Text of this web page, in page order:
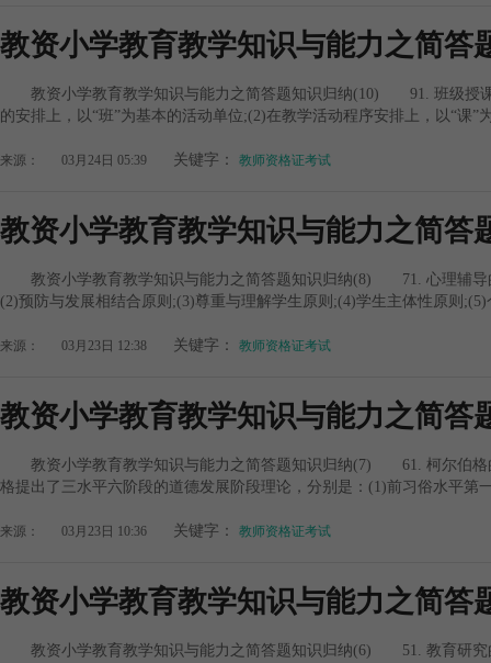
教资小学教育教学知识与能力之简答
教资小学教育教学知识与能力之简答题知识归纳(10) 91. 班级
的安排上，以“班”为基本的活动单位;(2)在教学活动程序安排上，以“课”
来源： 03月24日 05:39 关键字： 教师资格证考试
教资小学教育教学知识与能力之简答
教资小学教育教学知识与能力之简答题知识归纳(8) 71. 心理辅
(2)预防与发展相结合原则;(3)尊重与理解学生原则;(4)学生主体性原则
来源： 03月23日 12:38 关键字： 教师资格证考试
教资小学教育教学知识与能力之简答
教资小学教育教学知识与能力之简答题知识归纳(7) 61. 柯尔伯
格提出了三水平六阶段的道德发展阶段理论，分别是：(1)前习俗水平第
来源： 03月23日 10:36 关键字： 教师资格证考试
教资小学教育教学知识与能力之简答
教资小学教育教学知识与能力之简答题知识归纳(6) 51. 教育研